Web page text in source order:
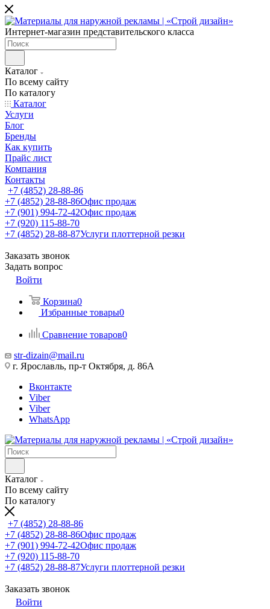
Интернет-магазин представительского класса
Каталог
По всему сайту
По каталогу
Каталог
Услуги
Блог
Бренды
Как купить
Прайс лист
Компания
Контакты
+7 (4852) 28-88-86
+7 (4852) 28-88-86Офис продаж
+7 (901) 994-72-42Офис продаж
+7 (920) 115-88-70
+7 (4852) 28-88-87Услуги плоттерной резки
Заказать звонок
Задать вопрос
Войти
Корзина0
Избранные товары0
Сравнение товаров0
str-dizain@mail.ru
г. Ярославль, пр-т Октября, д. 86А
Вконтакте
Viber
Viber
WhatsApp
Каталог
По всему сайту
По каталогу
+7 (4852) 28-88-86
+7 (4852) 28-88-86Офис продаж
+7 (901) 994-72-42Офис продаж
+7 (920) 115-88-70
+7 (4852) 28-88-87Услуги плоттерной резки
Заказать звонок
Войти